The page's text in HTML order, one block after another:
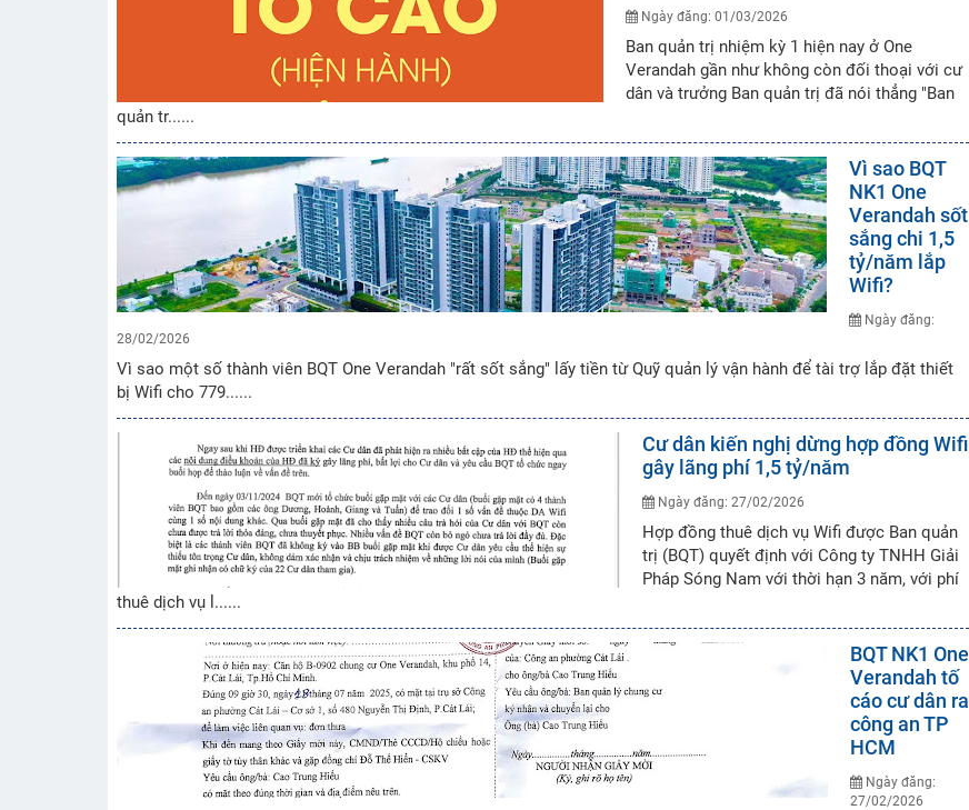
Ngày đăng: 01/03/2026
Ban quản trị nhiệm kỳ 1 hiện nay ở One
Verandah gần như không còn đối thoại với cư
dân và trưởng Ban quản trị đã nói thẳng "Ban
quản tr......
Vì sao BQT
NK1 One
Verandah sốt
sắng chi 1,5
tỷ/năm lắp
Wifi?
Ngày đăng:
28/02/2026
Vì sao một số thành viên BQT One Verandah "rất sốt sắng" lấy tiền từ Quỹ quản lý vận hành để tài trợ lắp đặt thiết
bị Wifi cho 779......
Cư dân kiến nghị dừng hợp đồng Wifi
gây lãng phí 1,5 tỷ/năm
Ngày đăng: 27/02/2026
Hợp đồng thuê dịch vụ Wifi được Ban quản
trị (BQT) quyết định với Công ty TNHH Giải
Pháp Sóng Nam với thời hạn 3 năm, với phí
thuê dịch vụ l......
BQT NK1 One
Verandah tố
cáo cư dân ra
công an TP
HCM
Ngày đăng:
27/02/2026